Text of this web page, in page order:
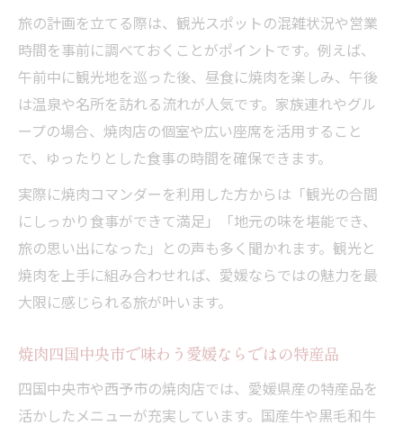
旅の計画を立てる際は、観光スポットの混雑状況や営業
時間を事前に調べておくことがポイントです。例えば、
午前中に観光地を巡った後、昼食に焼肉を楽しみ、午後
は温泉や名所を訪れる流れが人気です。家族連れやグル
ープの場合、焼肉店の個室や広い座席を活用すること
で、ゆったりとした食事の時間を確保できます。
実際に焼肉コマンダーを利用した方からは「観光の合間
にしっかり食事ができて満足」「地元の味を堪能でき、
旅の思い出になった」との声も多く聞かれます。観光と
焼肉を上手に組み合わせれば、愛媛ならではの魅力を最
大限に感じられる旅が叶います。
焼肉四国中央市で味わう愛媛ならではの特産品
四国中央市や西予市の焼肉店では、愛媛県産の特産品を
活かしたメニューが充実しています。国産牛や黒毛和牛